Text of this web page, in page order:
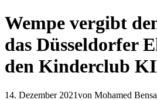
Wempe vergibt
das Düsseldorfer
den Kinderclub
14. Dezember 2021von Mohamed